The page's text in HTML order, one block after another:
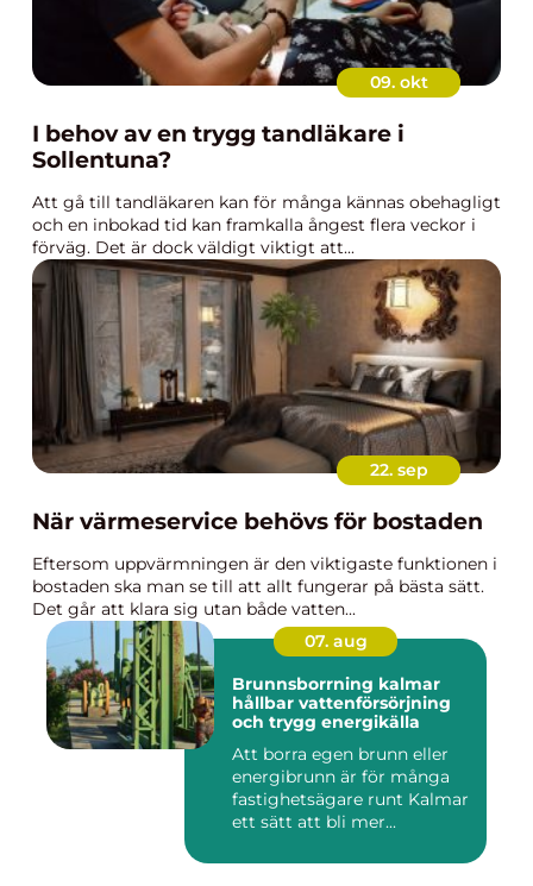
09. okt
I behov av en trygg tandläkare i
Sollentuna?
Att gå till tandläkaren kan för många kännas obehagligt
och en inbokad tid kan framkalla ångest flera veckor i
förväg. Det är dock väldigt viktigt att...
22. sep
När värmeservice behövs för bostaden
Eftersom uppvärmningen är den viktigaste funktionen i
bostaden ska man se till att allt fungerar på bästa sätt.
Det går att klara sig utan både vatten...
07. aug
Brunnsborrning kalmar
hållbar vattenförsörjning
och trygg energikälla
Att borra egen brunn eller
energibrunn är för många
fastighetsägare runt Kalmar
ett sätt att bli mer...